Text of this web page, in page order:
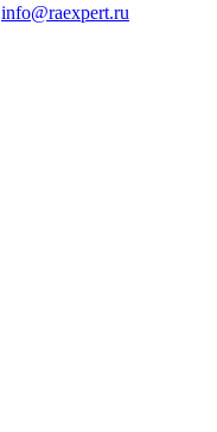
info@raexpert.ru